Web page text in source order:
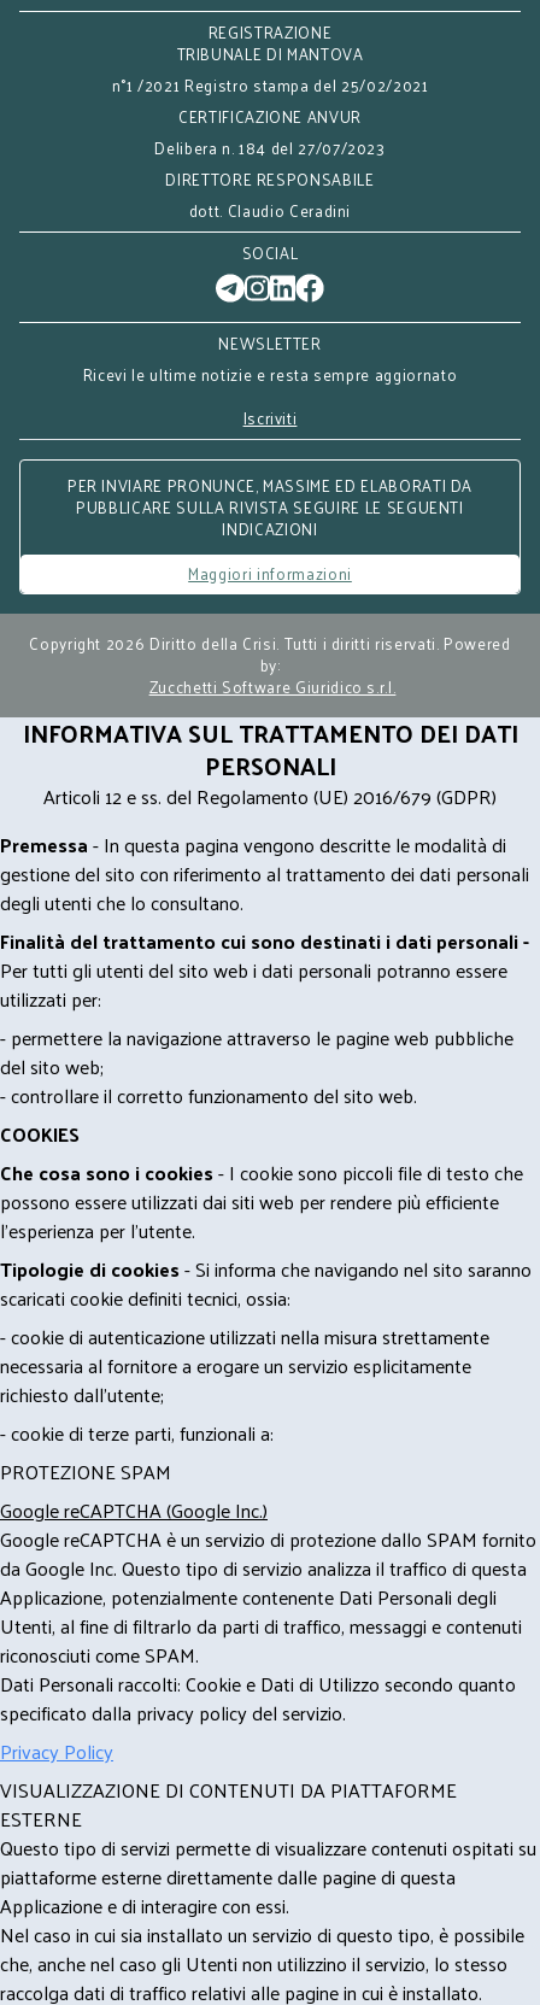
REGISTRAZIONE
TRIBUNALE DI MANTOVA
n°1 /2021 Registro stampa del 25/02/2021
CERTIFICAZIONE ANVUR
Delibera n. 184 del 27/07/2023
DIRETTORE RESPONSABILE
dott. Claudio Ceradini
SOCIAL
NEWSLETTER
Ricevi le ultime notizie e resta sempre aggiornato
Iscriviti
PER INVIARE PRONUNCE, MASSIME ED ELABORATI DA
PUBBLICARE SULLA RIVISTA SEGUIRE LE SEGUENTI
INDICAZIONI
Maggiori informazioni
Copyright 2026 Diritto della Crisi. Tutti i diritti riservati. Powered
by:
Zucchetti Software Giuridico s.r.l.
INFORMATIVA SUL TRATTAMENTO DEI DATI
PERSONALI
Articoli 12 e ss. del Regolamento (UE) 2016/679 (GDPR)
Premessa- In questa pagina vengono descritte le modalità di
gestione del sito con riferimento al trattamento dei dati personali
degli utenti che lo consultano.
Finalità del trattamento cui sono destinati i dati personali -
Per tutti gli utenti del sito web i dati personali potranno essere
utilizzati per:
- permettere la navigazione attraverso le pagine web pubbliche
del sito web;
- controllare il corretto funzionamento del sito web.
COOKIES
Che cosa sono i cookies- I cookie sono piccoli file di testo che
possono essere utilizzati dai siti web per rendere più efficiente
l'esperienza per l'utente.
Tipologie di cookies- Si informa che navigando nel sito saranno
scaricati cookie definiti tecnici, ossia:
- cookie di autenticazione utilizzati nella misura strettamente
necessaria al fornitore a erogare un servizio esplicitamente
richiesto dall'utente;
- cookie di terze parti, funzionali a:
PROTEZIONE SPAM
Google reCAPTCHA (Google Inc.)
Google reCAPTCHA è un servizio di protezione dallo SPAM fornito
da Google Inc. Questo tipo di servizio analizza il traffico di questa
Applicazione, potenzialmente contenente Dati Personali degli
Utenti, al fine di filtrarlo da parti di traffico, messaggi e contenuti
riconosciuti come SPAM.
Dati Personali raccolti: Cookie e Dati di Utilizzo secondo quanto
specificato dalla privacy policy del servizio.
Privacy Policy
VISUALIZZAZIONE DI CONTENUTI DA PIATTAFORME
ESTERNE
Questo tipo di servizi permette di visualizzare contenuti ospitati su
piattaforme esterne direttamente dalle pagine di questa
Applicazione e di interagire con essi.
Nel caso in cui sia installato un servizio di questo tipo, è possibile
che, anche nel caso gli Utenti non utilizzino il servizio, lo stesso
raccolga dati di traffico relativi alle pagine in cui è installato.